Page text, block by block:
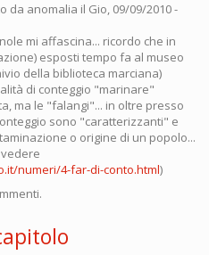
da anomalia il Gio, 09/09/2010 -
mi affascina... ricordo che in
esposti tempo fa al museo
della biblioteca marciana)
di conteggio "marinare"
ma le "falangi"... in oltre presso
sono "caratterizzanti" e
o origine di un popolo...
numeri/4-far-di-conto.html)